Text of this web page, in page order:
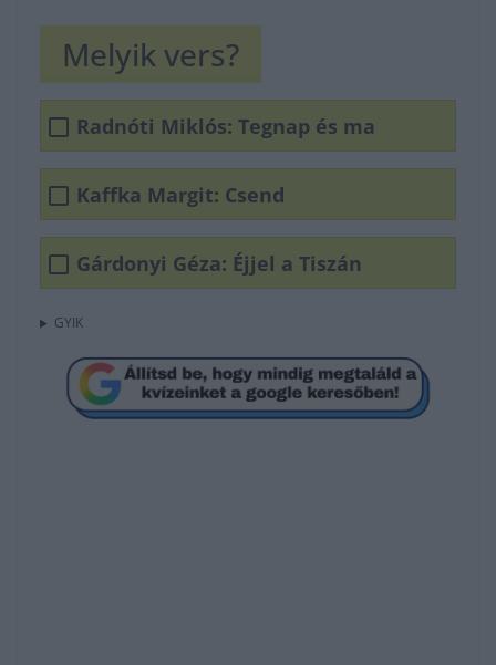
Melyik vers?
Radnóti Miklós: Tegnap és ma
Kaffka Margit: Csend
Gárdonyi Géza: Éjjel a Tiszán
GYIK